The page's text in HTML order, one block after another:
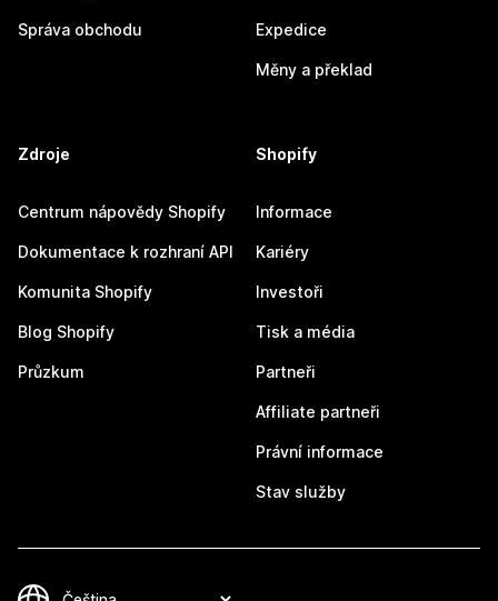
Správa obchodu Expedice
Měny a překlad
Zdroje
Centrum nápovědy Shopify
Dokumentace k rozhraní API
Komunita Shopify
Blog Shopify
Průzkum
Shopify
Informace
Kariéry
Investoři
Tisk a média
Partneři
Affiliate partneři
Právní informace
Stav služby